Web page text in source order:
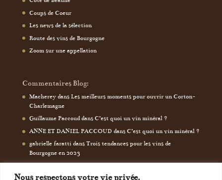
Nous respectons votre vie privée.
Coups de Coeur
Les news de la sélection
Route des vins de Bourgogne
Zoom sur une appellation
Commentaires Blog:
Machereydans Les meilleurs moments pour ouvrir un Corton-
Charlemagne
Guillaume Paccouddans C’est quoi un vin minéral ?
ANNE ET DANIEL PACCOUD dans C’est quoi un vin minéral ?
gabrielle farattidans Trois tendances pour les vins de
Bourgogne en 2023